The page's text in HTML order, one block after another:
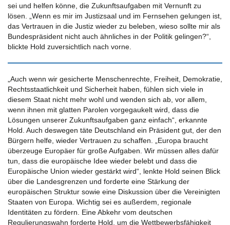
sei und helfen könne, die Zukunftsaufgaben mit Vernunft zu
lösen. „Wenn es mir im Justizsaal und im Fernsehen gelungen ist,
das Vertrauen in die Justiz wieder zu beleben, wieso sollte mir als
Bundespräsident nicht auch ähnliches in der Politik gelingen?“,
blickte Hold zuversichtlich nach vorne.
„Auch wenn wir gesicherte Menschenrechte, Freiheit, Demokratie,
Rechtsstaatlichkeit und Sicherheit haben, fühlen sich viele in
diesem Staat nicht mehr wohl und wenden sich ab, vor allem,
wenn ihnen mit glatten Parolen vorgegaukelt wird, dass die
Lösungen unserer Zukunftsaufgaben ganz einfach“, erkannte
Hold. Auch deswegen täte Deutschland ein Präsident gut, der den
Bürgern helfe, wieder Vertrauen zu schaffen. „Europa braucht
überzeuge Europäer für große Aufgaben. Wir müssen alles dafür
tun, dass die europäische Idee wieder belebt und dass die
Europäische Union wieder gestärkt wird“, lenkte Hold seinen Blick
über die Landesgrenzen und forderte eine Stärkung der
europäischen Struktur sowie eine Diskussion über die Vereinigten
Staaten von Europa. Wichtig sei es außerdem, regionale
Identitäten zu fördern. Eine Abkehr vom deutschen
Regulierungswahn forderte Hold, um die Wettbewerbsfähigkeit